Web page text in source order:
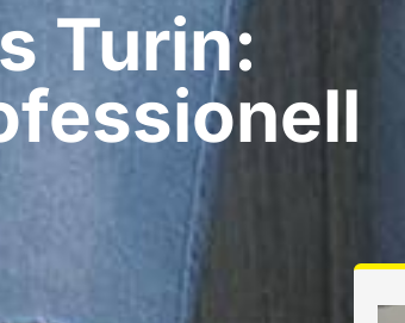
Turin: